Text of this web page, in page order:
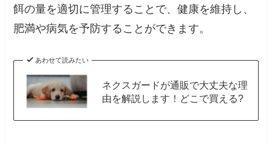
餌の量を適切に管理することで、健康を維持し、
肥満や病気を予防することができます。
あわせて読みたい
ネクスガードが通販で大丈夫な理
由を解説します！どこで買える?